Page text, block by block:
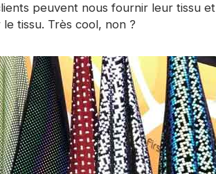
peuvent nous fournir leur tissu et
tissu. Très cool, non ?